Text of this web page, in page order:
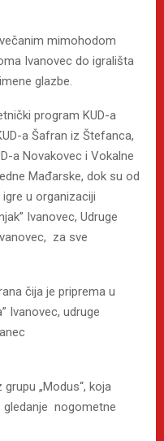
mimohodom
Ivanovec do igrališta
glazbe.
program KUD-a
a Šafran iz Štefanca,
a Novakovec i Vokalne
Mađarske, dok su od
u organizaciji
Ivanovec, Udruge
za sve
čija je priprema u
Ivanovec, udruge
„Modus“, koja
gledanje nogometne